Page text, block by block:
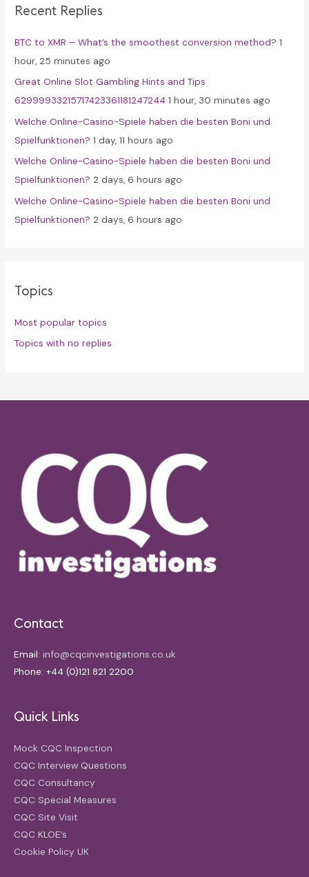
h
o
r
:
Recent Replies
BTC to XMR – What’s the smoothest conversion method? 1
hour, 25 minutes ago
Great Online Slot Gambling Hints and Tips
62999933215717423361181247244 1 hour, 30 minutes ago
Welche Online-Casino-Spiele haben die besten Boni und
Spielfunktionen? 1 day, 11 hours ago
Welche Online-Casino-Spiele haben die besten Boni und
Spielfunktionen? 2 days, 6 hours ago
Welche Online-Casino-Spiele haben die besten Boni und
Spielfunktionen? 2 days, 6 hours ago
Topics
Most popular topics
Topics with no replies
Contact
Email: info@cqcinvestigations.co.uk
Phone: +44 (0)121 821 2200
Quick Links
Mock CQC Inspection
CQC Interview Questions
CQC Consultancy
CQC Special Measures
CQC Site Visit
CQC KLOE’s
Cookie Policy UK